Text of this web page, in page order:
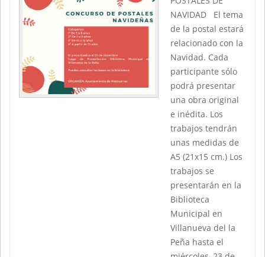
NAVIDAD El tema
de la postal estará
relacionado con la
Navidad. Cada
participante sólo
podrá presentar
una obra original
e inédita. Los
trabajos tendrán
unas medidas de
A5 (21x15 cm.) Los
trabajos se
presentarán en la
Biblioteca
Municipal en
Villanueva del la
Peña hasta el